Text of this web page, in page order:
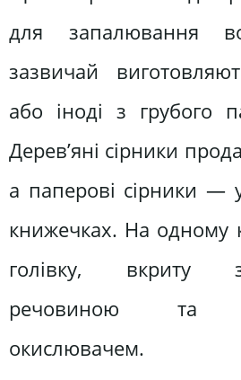
для запалювання
зазвичай
або іноді з грубого
Дерев’яні сірники
а паперові сірники —
книжечках. На одному
голівку, вкриту
речовиною та
окислювачем.